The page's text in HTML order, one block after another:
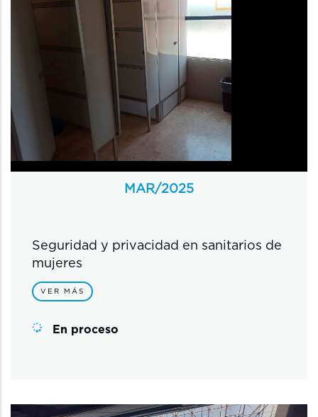
MAR/2025
Seguridad y privacidad en sanitarios de
mujeres
VER MÁS
En proceso